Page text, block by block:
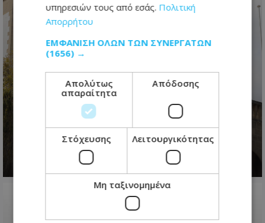
Στο 78% οι εισηγήσεις που
υιοθετήθηκαν – Η Κυβέρνηση
απαντά για το Γνωμοδοτικό
08.08.2026 - 13:41
υπηρεσιών τους από εσάς. Πολιτική
Απορρήτου
ΕΜΦΆΝΙΣΗ ΌΛΩΝ ΤΩΝ ΣΥΝΕΡΓΑΤΏΝ
(1656) →
Απολύτως
απαραίτητα
Απόδοσης
Στόχευσης Λειτουργικότητας
Μη ταξινομημένα